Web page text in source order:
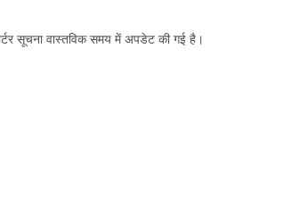
सूचना वास्तविक समय में अपडेट की गई है।